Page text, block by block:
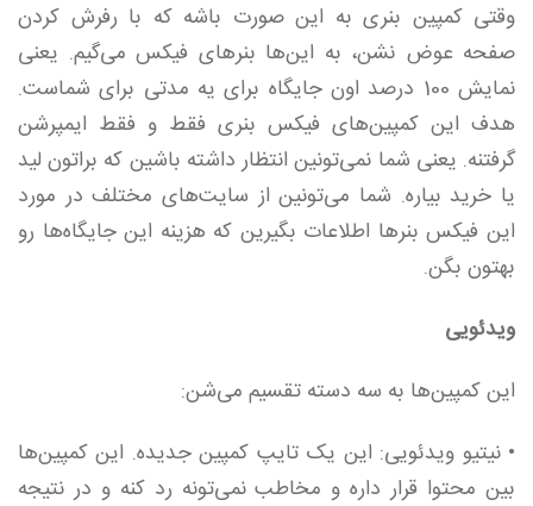
وقتی کمپین بنری به این صورت باشه که با رفرش کردن
صفحه عوض نشن، به این‌ها بنرهای فیکس می‌گیم. یعنی
نمایش 100 درصد اون جایگاه برای یه مدتی برای شماست.
هدف این کمپین‌های فیکس بنری فقط و فقط ایمپرشن
گرفتنه. یعنی شما نمی‌تونین انتظار داشته باشین که براتون لید
یا خرید بیاره. شما می‌تونین از سایت‌های مختلف در مورد
این فیکس بنرها اطلاعات بگیرین که هزینه این جایگاه‌ها رو
بهتون بگن.
ویدئویی
این کمپین‌ها به سه دسته تقسیم می‌شن:
• نیتیو ویدئویی: این یک تایپ کمپین جدیده. این کمپین‌ها
بین محتوا قرار داره و مخاطب نمی‌تونه رد کنه و در نتیجه